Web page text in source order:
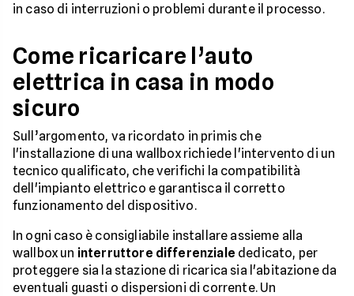
in caso di interruzioni o problemi durante il processo.
Come ricaricare l’auto
elettrica in casa in modo
sicuro
Sull’argomento, va ricordato in primis che
l'installazione di una wallbox richiede l'intervento di un
tecnico qualificato, che verifichi la compatibilità
dell'impianto elettrico e garantisca il corretto
funzionamento del dispositivo.
In ogni caso è consigliabile installare assieme alla
wallbox un interruttore differenziale dedicato, per
proteggere sia la stazione di ricarica sia l'abitazione da
eventuali guasti o dispersioni di corrente. Un